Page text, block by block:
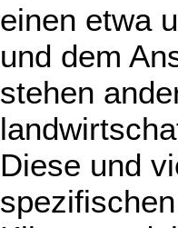
einen etwa
und dem
stehen
Diese und